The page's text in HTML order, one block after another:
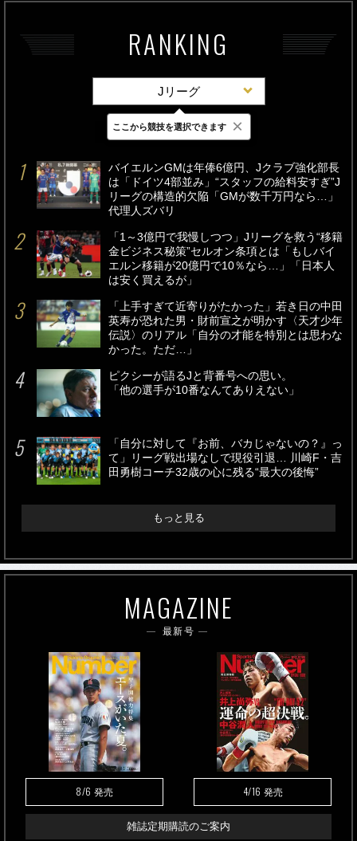
RANKING
Jリーグ
最新 24時間 週間
バイエルンGMは年俸6億円、Jクラブ強化部長
は「ドイツ4部並み」“スタッフの給料安すぎ”J
リーグの構造的欠陥「GMが数千万円なら…」
代理人ズバリ
「1～3億円で我慢しつつ」Jリーグを救う“移籍
金ビジネス秘策”セルオン条項とは「もしバイ
エルン移籍が20億円で10％なら…」「日本人
は安く買えるが」
「上手すぎて近寄りがたかった」若き日の中田
英寿が恐れた男・財前宣之が明かす〈天才少年
伝説〉のリアル「自分の才能を特別とは思わな
かった。ただ…」
ピクシーが語るJと背番号への思い。
「他の選手が10番なんてありえない」
「自分に対して『お前、バカじゃないの？』っ
て」リーグ戦出場なしで現役引退… 川崎F・吉
田勇樹コーチ32歳の心に残る“最大の後悔”
もっと見る
MAGAZINE
最新号
8/6 発売 4/16 発売
雑誌定期購読のご案内
ここから競技を選択できます ×